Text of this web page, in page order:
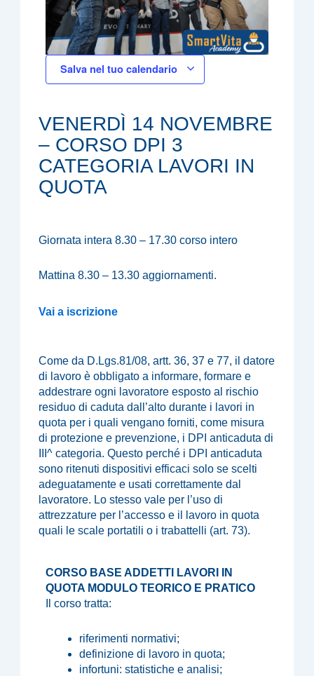
Salva nel tuo calendario
VENERDÌ 14 NOVEMBRE
– CORSO DPI 3
CATEGORIA LAVORI IN
QUOTA
Giornata intera 8.30 – 17.30 corso intero
Mattina 8.30 – 13.30 aggiornamenti.
Vai a iscrizione
Come da D.Lgs.81/08, artt. 36, 37 e 77, il datore
di lavoro è obbligato a informare, formare e
addestrare ogni lavoratore esposto al rischio
residuo di caduta dall’alto durante i lavori in
quota per i quali vengano forniti, come misura
di protezione e prevenzione, i DPI anticaduta di
III^ categoria. Questo perché i DPI anticaduta
sono ritenuti dispositivi efficaci solo se scelti
adeguatamente e usati correttamente dal
lavoratore. Lo stesso vale per l’uso di
attrezzature per l’accesso e il lavoro in quota
quali le scale portatili o i trabattelli (art. 73).
CORSO BASE ADDETTI LAVORI IN
QUOTA MODULO TEORICO E PRATICO
Il corso tratta:
riferimenti normativi;
definizione di lavoro in quota;
infortuni: statistiche e analisi;